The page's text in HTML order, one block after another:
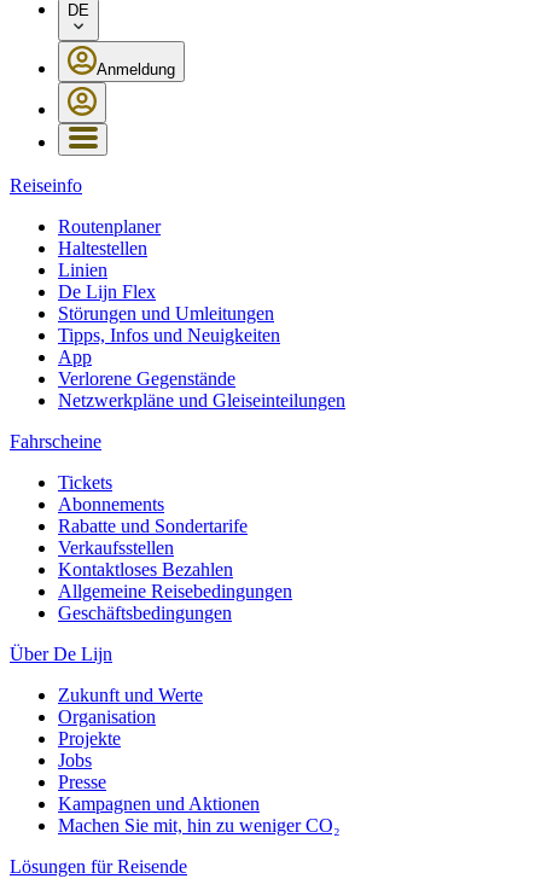
DE
Anmeldung
Reiseinfo
Routenplaner
Haltestellen
Linien
De Lijn Flex
Störungen und Umleitungen
Tipps, Infos und Neuigkeiten
App
Verlorene Gegenstände
Netzwerkpläne und Gleiseinteilungen
Fahrscheine
Tickets
Abonnements
Rabatte und Sondertarife
Verkaufsstellen
Kontaktloses Bezahlen
Allgemeine Reisebedingungen
Geschäftsbedingungen
Über De Lijn
Zukunft und Werte
Organisation
Projekte
Jobs
Presse
Kampagnen und Aktionen
Machen Sie mit, hin zu weniger CO₂
Lösungen für Reisende